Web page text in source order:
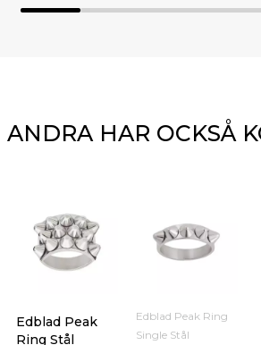
ANDRA HAR OCKSÅ
Edblad Peak
Ring Stål
Edblad Peak Ring
Single Stål